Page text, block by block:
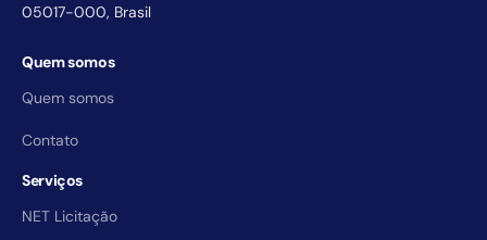
05017-000, Brasil
Quem somos
Quem somos
Contato
Serviços
NET Licitação